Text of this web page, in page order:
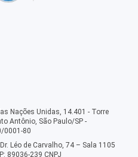
Nações Unidas, 14.401 - Torre
Antônio, São Paulo/SP -
0001-80
Léo de Carvalho, 74 – Sala 1105
89036-239 CNPJ